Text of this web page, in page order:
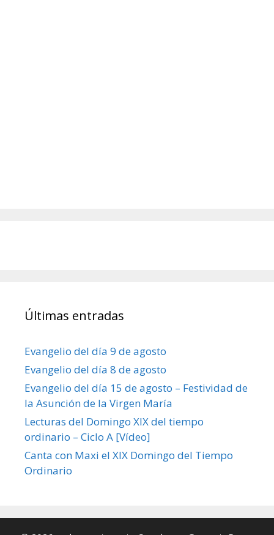
Últimas entradas
Evangelio del día 9 de agosto
Evangelio del día 8 de agosto
Evangelio del día 15 de agosto – Festividad de
la Asunción de la Virgen María
Lecturas del Domingo XIX del tiempo
ordinario – Ciclo A [Vídeo]
Canta con Maxi el XIX Domingo del Tiempo
Ordinario